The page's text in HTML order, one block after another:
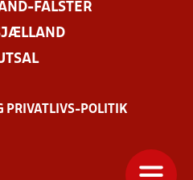
FALSTER
PRIVATLIVS-POLITIK